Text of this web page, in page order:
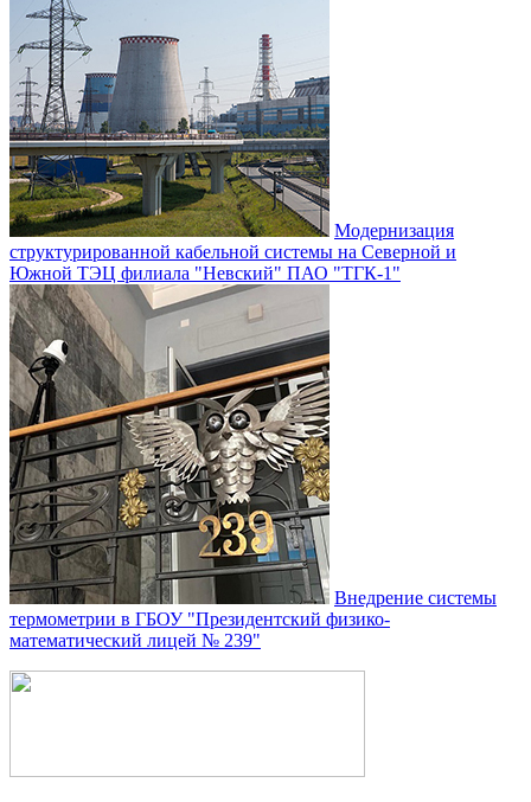
Модернизация
структурированной кабельной системы на Северной и
Южной ТЭЦ филиала "Невский" ПАО "ТГК-1"
Внедрение системы
термометрии в ГБОУ "Президентский физико-
математический лицей № 239"